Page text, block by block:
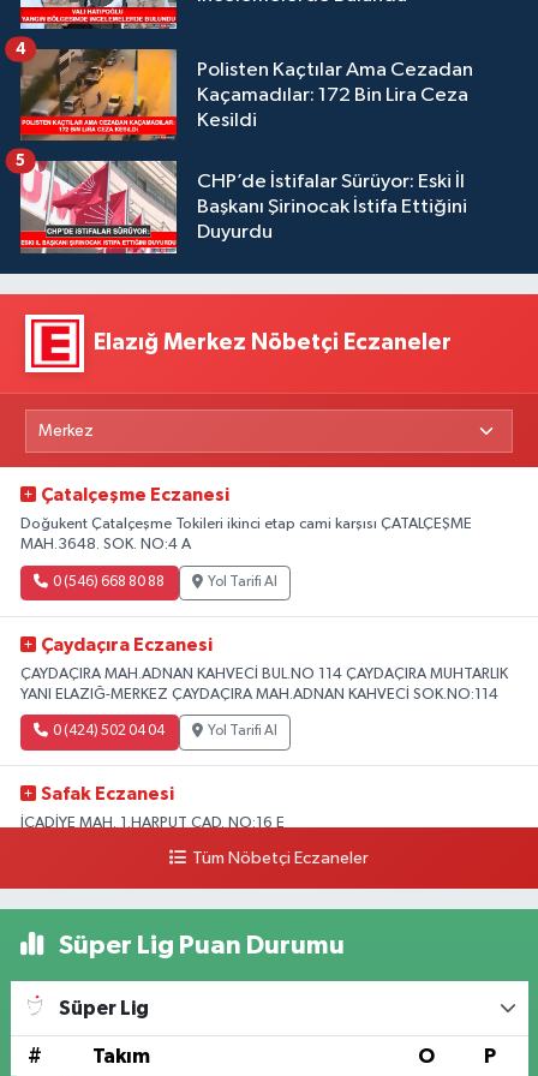
Polisten Kaçtılar Ama Cezadan
Kaçamadılar: 172 Bin Lira Ceza
Kesildi
4
CHP’de İstifalar Sürüyor: Eski İl
Başkanı Şirinocak İstifa Ettiğini
Duyurdu
5
Elazığ Merkez Nöbetçi Eczaneler
Çatalçeşme Eczanesi
Doğukent Çatalçeşme Tokileri ikinci etap cami karşısı ÇATALÇEŞME
MAH.3648. SOK. NO:4 A
0 (546) 668 80 88 Yol Tarifi Al
Çaydaçıra Eczanesi
ÇAYDAÇIRA MAH.ADNAN KAHVECİ BUL.NO 114 ÇAYDAÇIRA MUHTARLIK
YANI ELAZIĞ-MERKEZ ÇAYDAÇIRA MAH.ADNAN KAHVECİ SOK.NO:114
0 (424) 502 04 04 Yol Tarifi Al
Safak Eczanesi
İCADİYE MAH. 1.HARPUT CAD. NO:16 E
Yol Tarifi Al
Üniversite Mahallesi, Yahya Kemal Caddesi, No:34 B Merkez Elazığ
Fırat Eczanesi
Tüm Nöbetçi Eczaneler
Süper Lig Puan Durumu
Süper Lig
# Takım O P